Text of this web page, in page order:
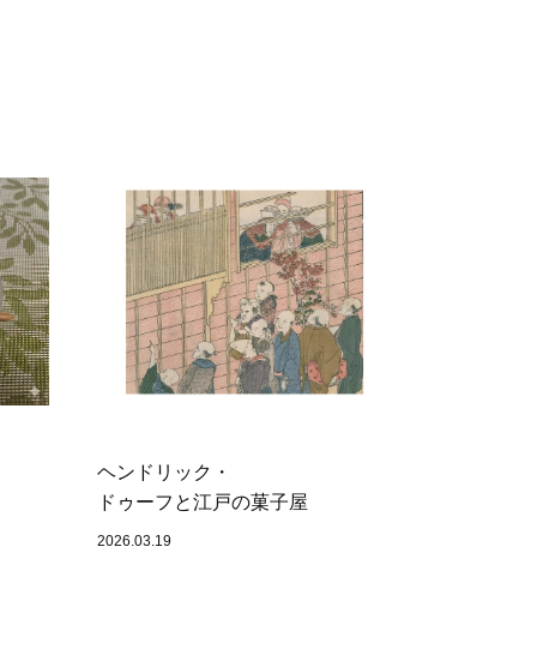
ヘンドリック・
ドゥーフと江戸の菓子屋
2026.03.19